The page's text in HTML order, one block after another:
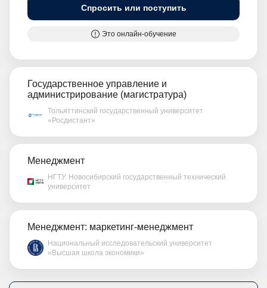
Спросить или поступить
Это онлайн-обучение
Государственное управление и
администрирование (магистратура)
Тольяттинский государственный университет
«Росдистант»
Менеджмент
НГТУ. Новосибирский государственный технический
университет
Менеджмент: маркетинг-менеджмент
Национальный исследовательский университет
«Высшая школа экономики»